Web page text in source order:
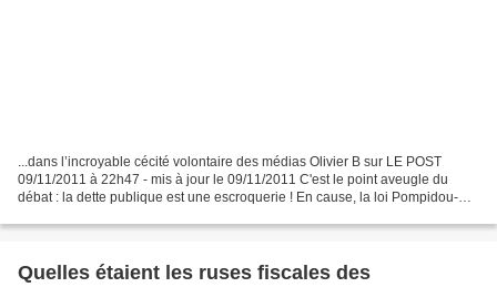
...dans l’incroyable cécité volontaire des médias Olivier B sur LE POST
09/11/2011 à 22h47 - mis à jour le 09/11/2011 C'est le point aveugle du
débat : la dette publique est une escroquerie ! En cause, la loi Pompidou-
Quelles étaient les ruses fiscales des